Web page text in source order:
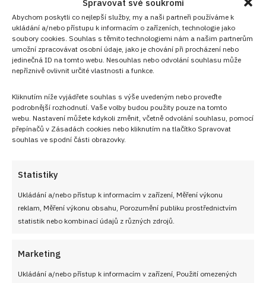
Abychom poskytli co nejlepší služby, my a naši partneři používáme k
ukládání a/nebo přístupu k informacím o zařízeních, technologie jako
soubory cookies. Souhlas s těmito technologiemi nám a našim partnerům
umožní zpracovávat osobní údaje, jako je chování při procházení nebo
jedinečná ID na tomto webu. Nesouhlas nebo odvolání souhlasu může
nepříznivě ovlivnit určité vlastnosti a funkce.
Kliknutím níže vyjádřete souhlas s výše uvedeným nebo proveďte
podrobnější rozhodnutí. Vaše volby budou použity pouze na tomto
webu. Nastavení můžete kdykoli změnit, včetně odvolání souhlasu, pomocí
přepínačů v Zásadách cookies nebo kliknutím na tlačítko Spravovat
souhlas ve spodní části obrazovky.
Statistiky
Ukládání a/nebo přístup k informacím v zařízení, Měření výkonu
reklam, Měření výkonu obsahu, Porozumění publiku prostřednictvím
statistik nebo kombinací údajů z různých zdrojů.
Marketing
Ukládání a/nebo přístup k informacím v zařízení, Použití omezených
PŘEDCHOZÍ RECEPT
Dort Tosca: Sladká
vanilkového krému, kokosu
DALŠÍ RECEPT
Krémový Jogurtový koláč